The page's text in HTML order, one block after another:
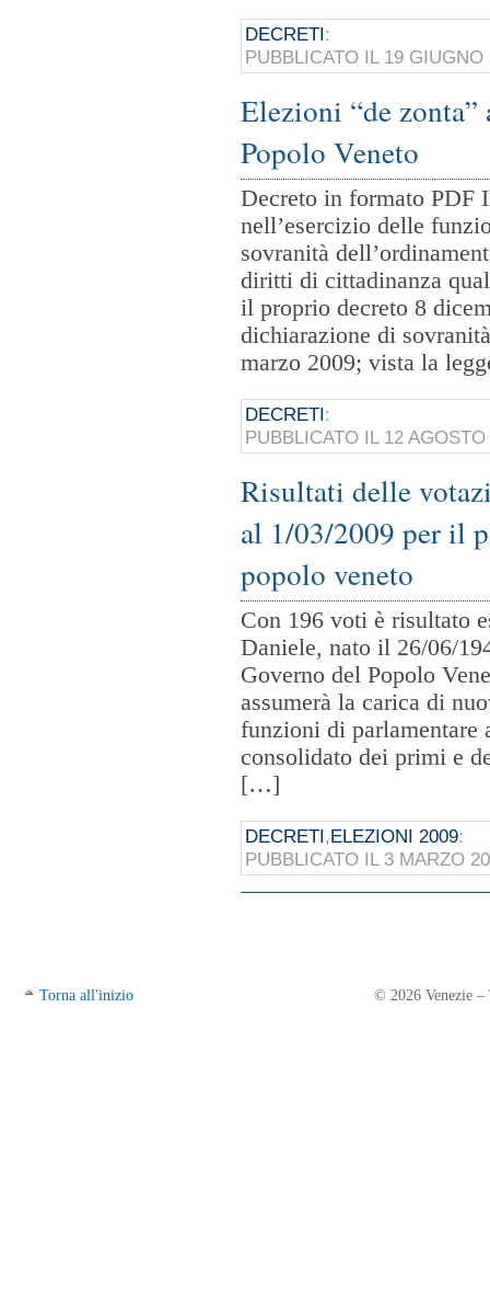
DECRETI:
PUBBLICATO IL 19
Elezioni “de zonta”
Popolo Veneto
Decreto in formato PDF
nell’esercizio delle
sovranità
diritti di cittadinanza
il proprio decreto 8
dichiarazione di
marzo 2009; vista la
DECRETI:
PUBBLICATO IL 12
Risultati delle
al 1/03/2009 per il
popolo veneto
Con 196 voti è risultato
Daniele, nato il 26/06/
Governo del Popolo
assumerà la carica di
funzioni di parlamentare
consolidato dei primi e
[…]
DECRETI,ELEZIONI 2009:
PUBBLICATO IL 3 MARZO
Torna all'inizio © 2026 Venezie